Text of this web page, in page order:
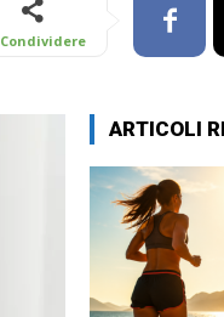
Condividere
ARTICOLI